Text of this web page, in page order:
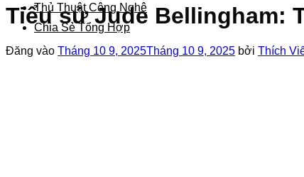
Thủ Thuật Công Nghệ
Chia Sẻ Tổng Hợp
Tiểu sử Jude Bellingham:
Đăng vào Tháng 10 9, 2025Tháng 10 9, 2025 bởi Thích